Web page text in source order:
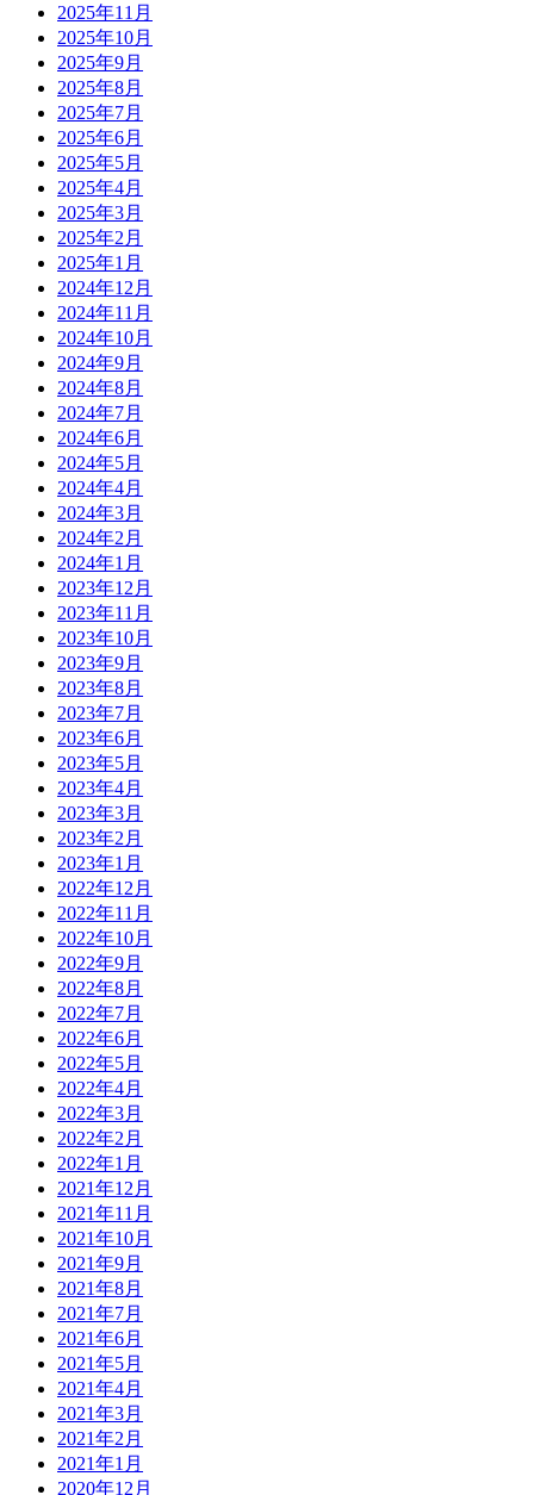
2025年11月
2025年10月
2025年9月
2025年8月
2025年7月
2025年6月
2025年5月
2025年4月
2025年3月
2025年2月
2025年1月
2024年12月
2024年11月
2024年10月
2024年9月
2024年8月
2024年7月
2024年6月
2024年5月
2024年4月
2024年3月
2024年2月
2024年1月
2023年12月
2023年11月
2023年10月
2023年9月
2023年8月
2023年7月
2023年6月
2023年5月
2023年4月
2023年3月
2023年2月
2023年1月
2022年12月
2022年11月
2022年10月
2022年9月
2022年8月
2022年7月
2022年6月
2022年5月
2022年4月
2022年3月
2022年2月
2022年1月
2021年12月
2021年11月
2021年10月
2021年9月
2021年8月
2021年7月
2021年6月
2021年5月
2021年4月
2021年3月
2021年2月
2021年1月
2020年12月